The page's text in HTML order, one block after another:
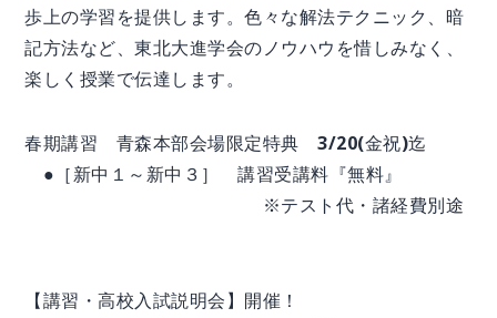
歩上の学習を提供します。色々な解法テクニック、暗
記方法など、東北大進学会のノウハウを惜しみなく、
楽しく授業で伝達します。
春期講習 青森本部会場限定特典 3/20(金祝)迄
●［新中１～新中３］ 講習受講料『無料』
※テスト代・諸経費別途
【講習・高校入試説明会】開催！